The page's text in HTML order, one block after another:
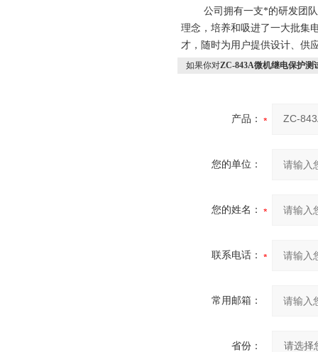
公司拥有一支*的研发团队
理念，培养和吸进了一大批集
才，随时为用户提供设计、供
如果你对ZC-843A微机继电保护测
产品：
您的单位：
您的姓名：
联系电话：
常用邮箱：
省份：